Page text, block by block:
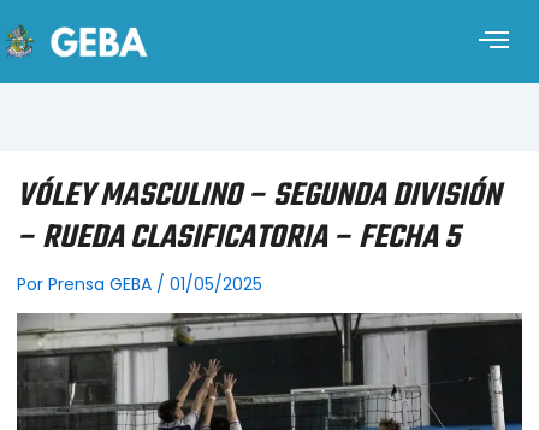
VÓLEY MASCULINO – SEGUNDA DIVISIÓN
– RUEDA CLASIFICATORIA – FECHA 5
Por Prensa GEBA / 01/05/2025